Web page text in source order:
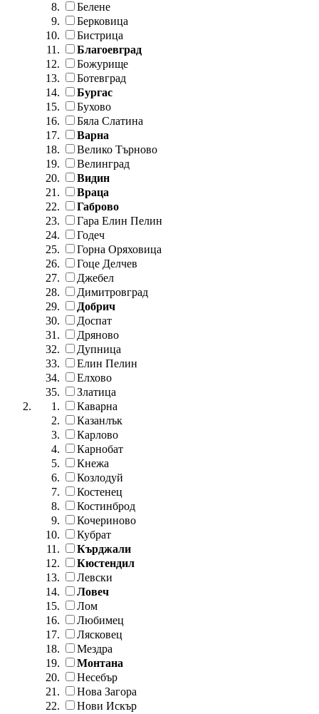
Белене
Берковица
Бистрица
Благоевград
Божурище
Ботевград
Бургас
Бухово
Бяла Слатина
Варна
Велико Търново
Велинград
Видин
Враца
Габрово
Гара Елин Пелин
Годеч
Горна Оряховица
Гоце Делчев
Джебел
Димитровград
Добрич
Доспат
Дряново
Дупница
Елин Пелин
Елхово
Златица
Каварна
Казанлък
Карлово
Карнобат
Кнежа
Козлодуй
Костенец
Костинброд
Кочериново
Кубрат
Кърджали
Кюстендил
Левски
Ловеч
Лом
Любимец
Лясковец
Мездра
Монтана
Несебър
Нова Загора
Нови Искър